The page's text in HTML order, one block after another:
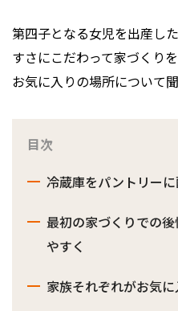
第四子となる女児を出産し
すさにこだわって家づくり
お気に入りの場所について
目次
冷蔵庫をパントリー
最初の家づくりでの
やすく
家族それぞれがお気